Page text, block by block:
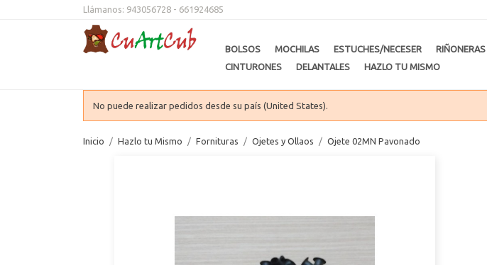
Llámanos: 943056728 - 661924685
BOLSOS MOCHILAS ESTUCHES/NECESER RIÑONERAS
CINTURONES
DELANTALES HAZLO TU MISMO
No puede realizar pedidos desde su país (United States).
Inicio Hazlo tu Mismo Fornituras Ojetes y Ollaos Ojete 02MN Pavonado